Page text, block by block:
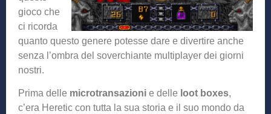
gioco che
ci ricorda
quanto questo genere potesse dare e divertire anche
senza l’ombra del soverchiante multiplayer dei giorni
nostri.
Prima delle microtransazioni e delle loot boxes,
c’era Heretic con tutta la sua storia e il suo mondo da